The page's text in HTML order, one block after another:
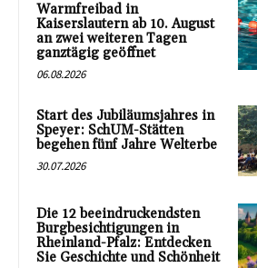
Warmfreibad in
Kaiserslautern ab 10. August
an zwei weiteren Tagen
ganztägig geöffnet
06.08.2026
Start des Jubiläumsjahres in
Speyer: SchUM-Stätten
begehen fünf Jahre Welterbe
30.07.2026
Die 12 beeindruckendsten
Burgbesichtigungen in
Rheinland-Pfalz: Entdecken
Sie Geschichte und Schönheit